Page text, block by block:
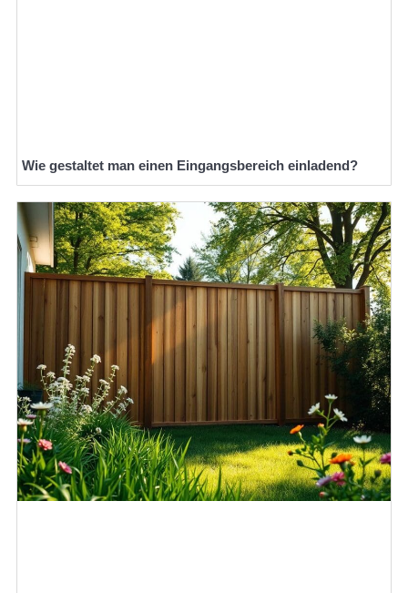
Wie gestaltet man einen Eingangsbereich einladend?